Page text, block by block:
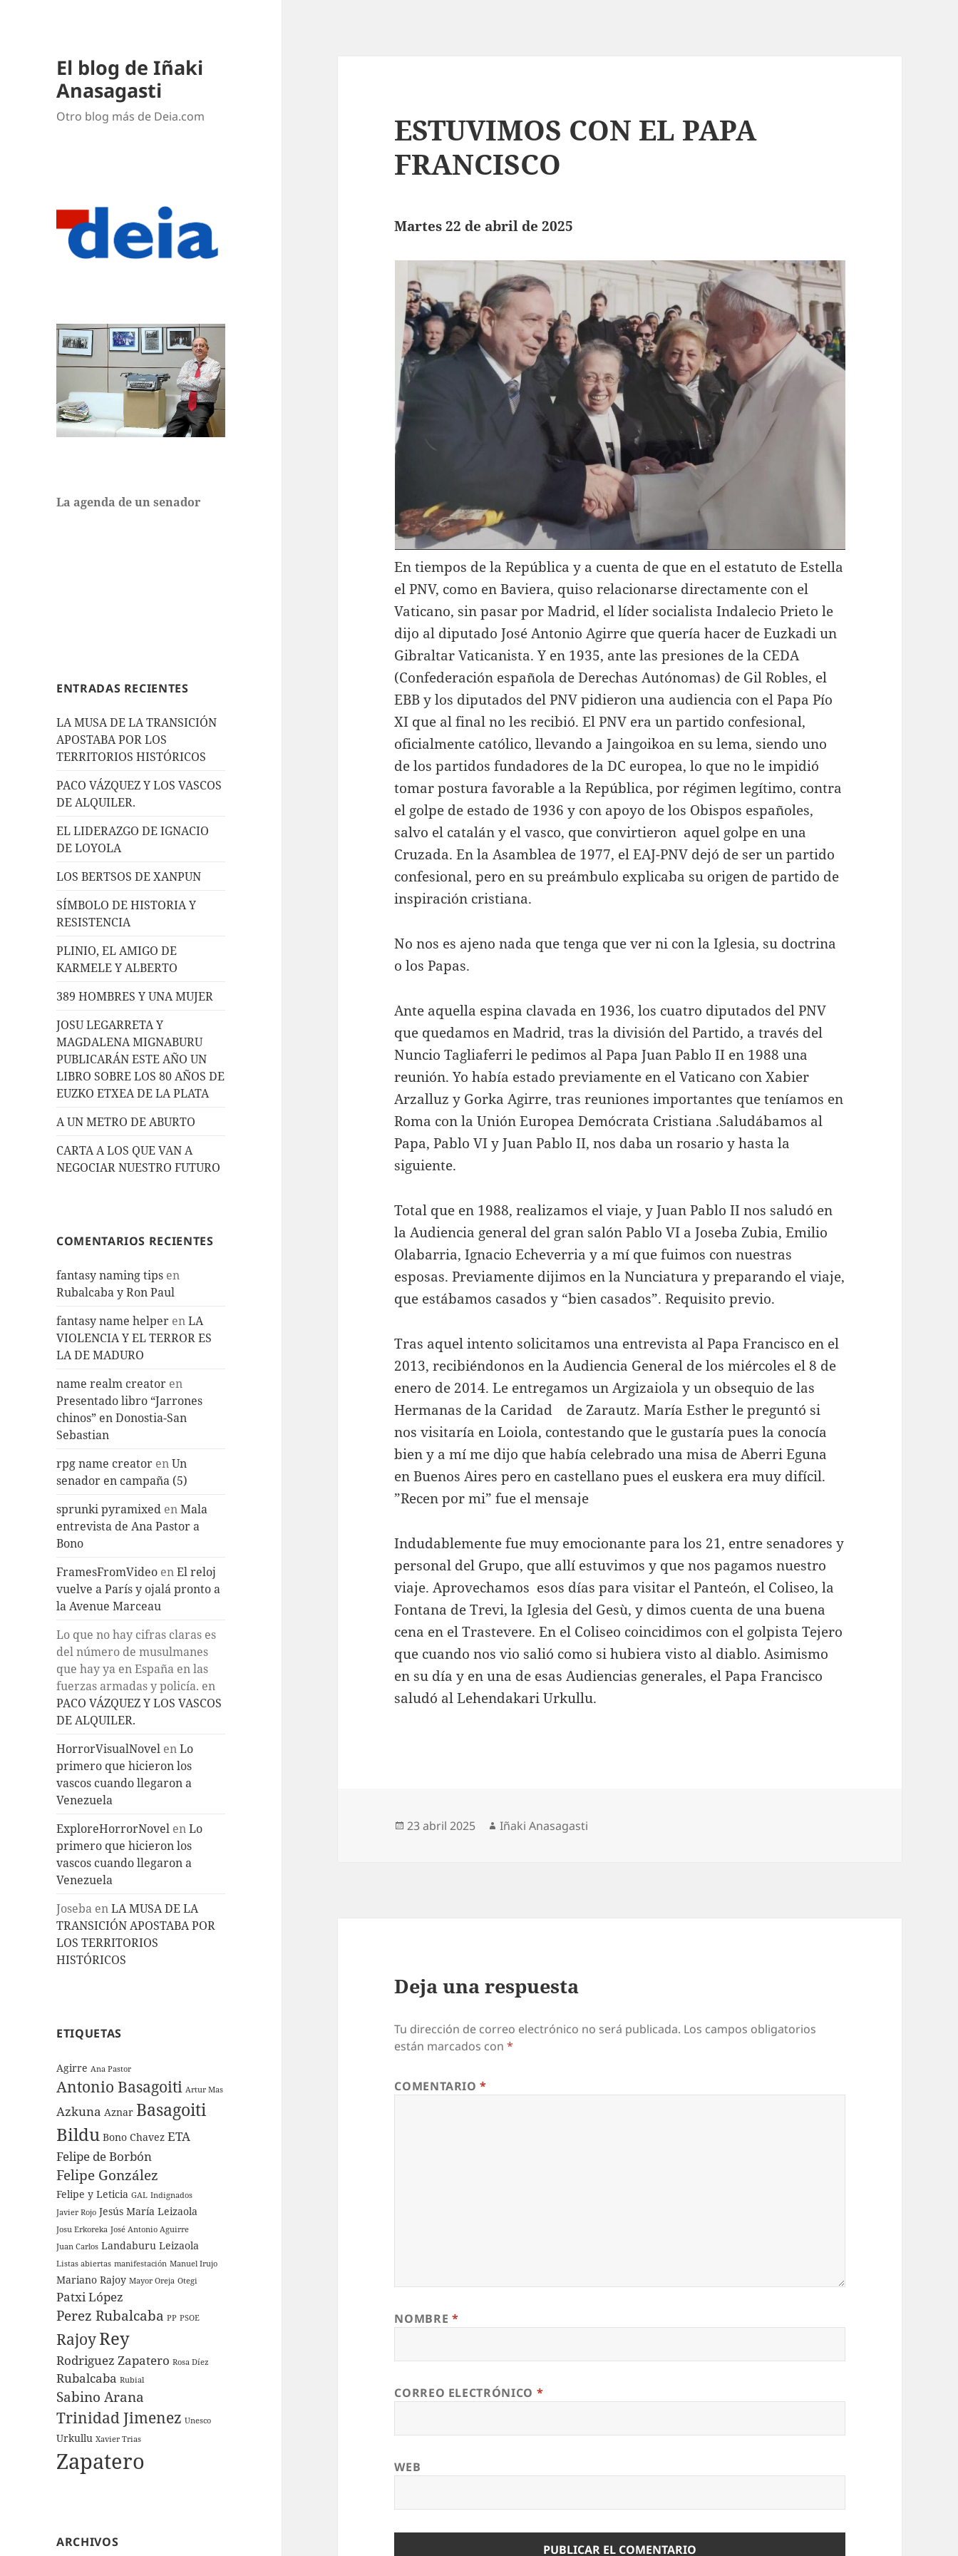
El blog de Iñaki
Anasagasti
Otro blog más de Deia.com
La agenda de un senador
ENTRADAS RECIENTES
LA MUSA DE LA TRANSICIÓN
APOSTABA POR LOS
TERRITORIOS HISTÓRICOS
PACO VÁZQUEZ Y LOS VASCOS
DE ALQUILER.
EL LIDERAZGO DE IGNACIO
DE LOYOLA
LOS BERTSOS DE XANPUN
SÍMBOLO DE HISTORIA Y
RESISTENCIA
PLINIO, EL AMIGO DE
KARMELE Y ALBERTO
389 HOMBRES Y UNA MUJER
JOSU LEGARRETA Y
MAGDALENA MIGNABURU
PUBLICARÁN ESTE AÑO UN
LIBRO SOBRE LOS 80 AÑOS DE
EUZKO ETXEA DE LA PLATA
A UN METRO DE ABURTO
CARTA A LOS QUE VAN A
NEGOCIAR NUESTRO FUTURO
COMENTARIOS RECIENTES
fantasy naming tips en
Rubalcaba y Ron Paul
fantasy name helper enLA
VIOLENCIA Y EL TERROR ES
LA DE MADURO
name realm creator en
Presentado libro “Jarrones
chinos” en Donostia-San
Sebastian
rpg name creator enUn
senador en campaña (5)
sprunki pyramixed enMala
entrevista de Ana Pastor a
Bono
FramesFromVideo enEl reloj
vuelve a París y ojalá pronto a
la Avenue Marceau
Lo que no hay cifras claras es
del número de musulmanes
que hay ya en España en las
fuerzas armadas y policía. en
PACO VÁZQUEZ Y LOS VASCOS
DE ALQUILER.
HorrorVisualNovel enLo
primero que hicieron los
vascos cuando llegaron a
Venezuela
ExploreHorrorNovel enLo
primero que hicieron los
vascos cuando llegaron a
Venezuela
Joseba enLA MUSA DE LA
TRANSICIÓN APOSTABA POR
LOS TERRITORIOS
HISTÓRICOS
ETIQUETAS
Agirre Ana Pastor
Antonio Basagoiti Artur Mas
Azkuna Aznar Basagoiti
Bildu Bono Chavez ETA
Felipe de Borbón
Felipe González
Felipe y Leticia GAL Indignados
Javier Rojo Jesús María Leizaola
Josu Erkoreka José Antonio Aguirre
Juan Carlos Landaburu Leizaola
Listas abiertas manifestación Manuel Irujo
Mariano Rajoy Mayor Oreja Otegi
Patxi López
Perez Rubalcaba PP PSOE
RajoyRey
Rodriguez Zapatero Rosa Díez
Rubalcaba Rubial
Sabino Arana
Trinidad Jimenez Unesco
Urkullu Xavier Trias
Zapatero
ARCHIVOS
ESTUVIMOS CON EL PAPA
FRANCISCO
Martes 22 de abril de 2025
En tiempos de la República y a cuenta de que en el estatuto de Estella
el PNV, como en Baviera, quiso relacionarse directamente con el
Vaticano, sin pasar por Madrid, el líder socialista Indalecio Prieto le
dijo al diputado José Antonio Agirre que quería hacer de Euzkadi un
Gibraltar Vaticanista. Y en 1935, ante las presiones de la CEDA
(Confederación española de Derechas Autónomas) de Gil Robles, el
EBB y los diputados del PNV pidieron una audiencia con el Papa Pío
XI que al final no les recibió. El PNV era un partido confesional,
oficialmente católico, llevando a Jaingoikoa en su lema, siendo uno
de los partidos fundadores de la DC europea, lo que no le impidió
tomar postura favorable a la República, por régimen legítimo, contra
el golpe de estado de 1936 y con apoyo de los Obispos españoles,
salvo el catalán y el vasco, que convirtieron aquel golpe en una
Cruzada. En la Asamblea de 1977, el EAJ-PNV dejó de ser un partido
confesional, pero en su preámbulo explicaba su origen de partido de
inspiración cristiana.
No nos es ajeno nada que tenga que ver ni con la Iglesia, su doctrina
o los Papas.
Ante aquella espina clavada en 1936, los cuatro diputados del PNV
que quedamos en Madrid, tras la división del Partido, a través del
Nuncio Tagliaferri le pedimos al Papa Juan Pablo II en 1988 una
reunión. Yo había estado previamente en el Vaticano con Xabier
Arzalluz y Gorka Agirre, tras reuniones importantes que teníamos en
Roma con la Unión Europea Demócrata Cristiana .Saludábamos al
Papa, Pablo VI y Juan Pablo II, nos daba un rosario y hasta la
siguiente.
Total que en 1988, realizamos el viaje, y Juan Pablo II nos saludó en
la Audiencia general del gran salón Pablo VI a Joseba Zubia, Emilio
Olabarria, Ignacio Echeverria y a mí que fuimos con nuestras
esposas. Previamente dijimos en la Nunciatura y preparando el viaje,
que estábamos casados y “bien casados”. Requisito previo.
Tras aquel intento solicitamos una entrevista al Papa Francisco en el
2013, recibiéndonos en la Audiencia General de los miércoles el 8 de
enero de 2014. Le entregamos un Argizaiola y un obsequio de las
Hermanas de la Caridad de Zarautz. María Esther le preguntó si
nos visitaría en Loiola, contestando que le gustaría pues la conocía
bien y a mí me dijo que había celebrado una misa de Aberri Eguna
en Buenos Aires pero en castellano pues el euskera era muy difícil.
”Recen por mi” fue el mensaje
Indudablemente fue muy emocionante para los 21, entre senadores y
personal del Grupo, que allí estuvimos y que nos pagamos nuestro
viaje. Aprovechamos esos días para visitar el Panteón, el Coliseo, la
Fontana de Trevi, la Iglesia del Gesù, y dimos cuenta de una buena
cena en el Trastevere. En el Coliseo coincidimos con el golpista Tejero
que cuando nos vio salió como si hubiera visto al diablo. Asimismo
en su día y en una de esas Audiencias generales, el Papa Francisco
saludó al Lehendakari Urkullu.
Publicado
23 abril 2025 Autor
Iñaki Anasagasti
Deja una respuesta
Tu dirección de correo electrónico no será publicada. Los campos obligatorios
están marcados con*
COMENTARIO*
NOMBRE *
CORREO ELECTRÓNICO *
WEB